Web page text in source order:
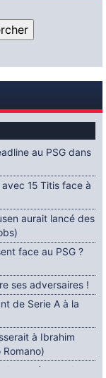
au PSG dans
15 Titis face à
aurait lancé des
face au PSG ?
ses adversaires !
de Serie A à la
à Ibrahim
trouvé entre le